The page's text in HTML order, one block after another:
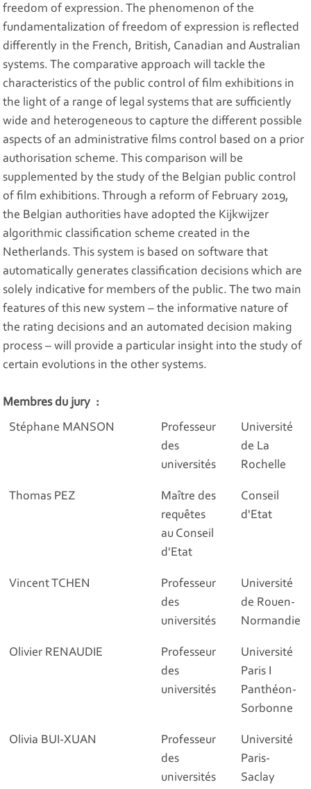
freedom of expression. The phenomenon of the
fundamentalization of freedom of expression is reflected
differently in the French, British, Canadian and Australian
systems. The comparative approach will tackle the
characteristics of the public control of film exhibitions in
the light of a range of legal systems that are sufficiently
wide and heterogeneous to capture the different possible
aspects of an administrative films control based on a prior
authorisation scheme. This comparison will be
supplemented by the study of the Belgian public control
of film exhibitions. Through a reform of February 2019,
the Belgian authorities have adopted the Kijkwijzer
algorithmic classification scheme created in the
Netherlands. This system is based on software that
automatically generates classification decisions which are
solely indicative for members of the public. The two main
features of this new system – the informative nature of
the rating decisions and an automated decision making
process – will provide a particular insight into the study of
certain evolutions in the other systems.
Membres du jury :
Stéphane MANSON
Professeur
des
universités
Université
de La
Rochelle
Thomas PEZ
Maître des
requêtes
au Conseil
d'Etat
Conseil
d'Etat
Vincent TCHEN
Professeur
des
universités
Université
de Rouen-
Normandie
Olivier RENAUDIE
Professeur
des
universités
Université
Paris I
Panthéon-
Sorbonne
Olivia BUI-XUAN
Professeur
des
universités
Université
Paris-
Saclay